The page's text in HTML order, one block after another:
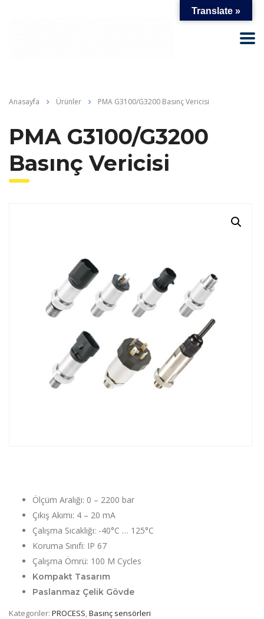
Anasayfa Ürünler PMA G3100/G3200 Basınç Vericisi
PMA G3100/G3200
Basınç Vericisi
Ölçüm Aralığı: 0 – 2200 bar
Çıkış Akımı: 4 – 20 mA
Çalışma Sıcaklığı: -40°C … 125°C
Koruma Sınıfı: IP 67
Çalışma Ömrü: 100 M Cycles
Kompakt Tasarım
Paslanmaz Çelik Gövde
Kategoriler: PROCESS,Basınç sensörleri
Translate »